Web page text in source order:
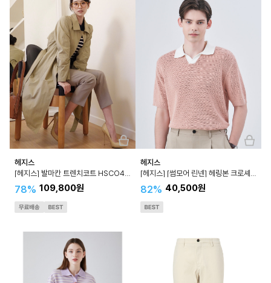
헤지스
[헤지스] 발마칸 트렌치코트 HSCO4B301
78% 109,800원
헤지스
[헤지스] [썸모어 린넨] 헤링본 크로셰 린넨 혼방 배색 카라 니트 HZSW4B556
82% 40,500원